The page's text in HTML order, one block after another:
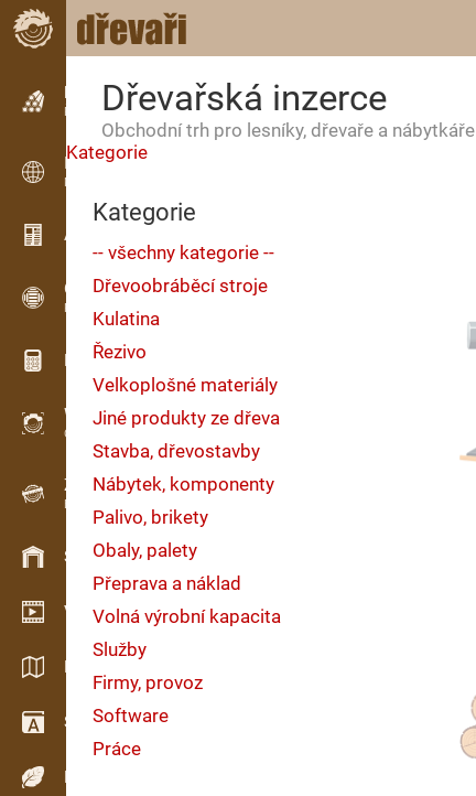
Inzerce
Řádková inzerce
Inzerce
Mezinárodní inzerce
Aktuality / Články
OPTI-TIMB
Pořezová schémata
Dřevařské kalkulačky
WoodProfi
Objem dřeva s AI
Záznamník
Evidence dřeva v terénu
Skladové hospodářství
Video showroom
Katalogy / Brožury
Slovník
Dřeviny
Dřevařská inzerce
Obchodní trh pro lesníky, dřevaře a nábytkáře
Kategorie
Kategorie
-- všechny kategorie --
Dřevoobráběcí stroje
Kulatina
Řezivo
Velkoplošné materiály
Jiné produkty ze dřeva
Stavba, dřevostavby
Nábytek, komponenty
Palivo, brikety
Obaly, palety
Přeprava a náklad
Volná výrobní kapacita
Služby
Firmy, provoz
Software
Práce